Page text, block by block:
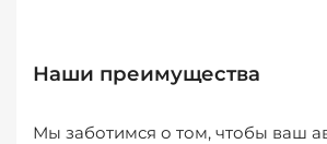
Наши преимущества
Мы заботимся о том, чтобы ваш